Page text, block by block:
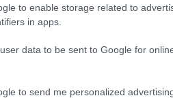
to enable storage related to
in apps.
data to be sent to Google for
to send me personalized